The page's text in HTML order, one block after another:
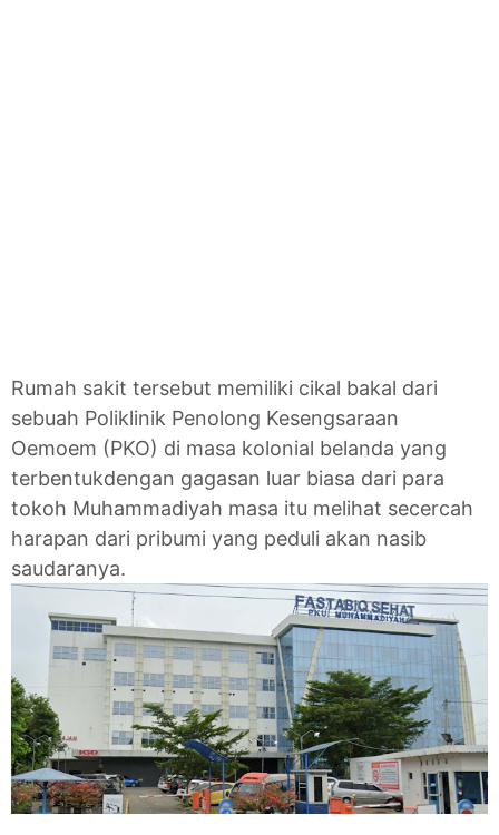
Rumah sakit tersebut memiliki cikal bakal dari
sebuah Poliklinik Penolong Kesengsaraan
Oemoem (PKO) di masa kolonial belanda yang
terbentukdengan gagasan luar biasa dari para
tokoh Muhammadiyah masa itu melihat secercah
harapan dari pribumi yang peduli akan nasib
saudaranya.